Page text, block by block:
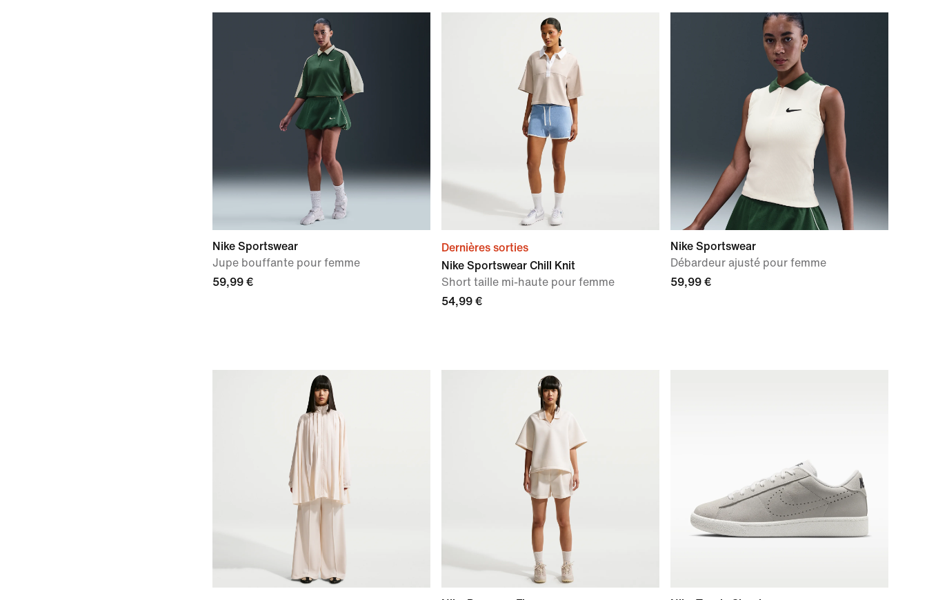
Nike Sportswear
Jupe bouffante pour femme
59,99 €
Dernières sorties
Nike Sportswear Chill Knit
Short taille mi-haute pour femme
54,99 €
Nike Sportswear
Débardeur ajusté pour femme
59,99 €